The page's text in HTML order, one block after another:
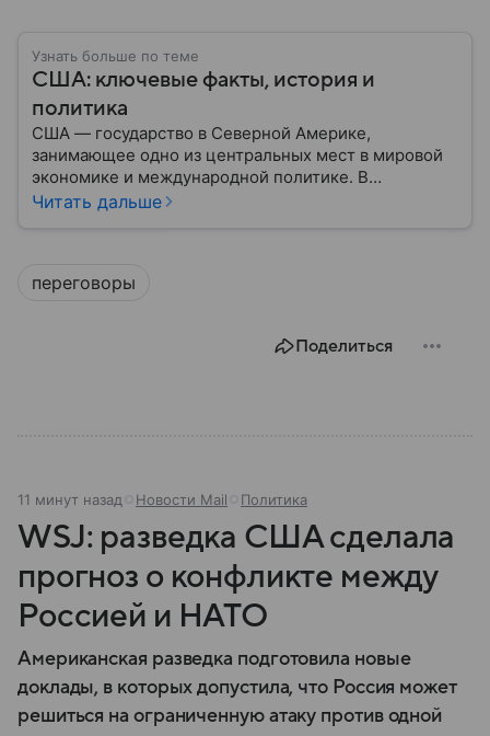
Узнать больше по теме
США: ключевые факты, история и
политика
США — государство в Северной Америке,
занимающее одно из центральных мест в мировой
экономике и международной политике. В
материале — основные сведения об этой стране.
Читать дальше
переговоры
Поделиться
11 минут назад Новости Mail Политика
WSJ: разведка США сделала
прогноз о конфликте между
Россией и НАТО
Американская разведка подготовила новые
доклады, в которых допустила, что Россия может
решиться на ограниченную атаку против одной